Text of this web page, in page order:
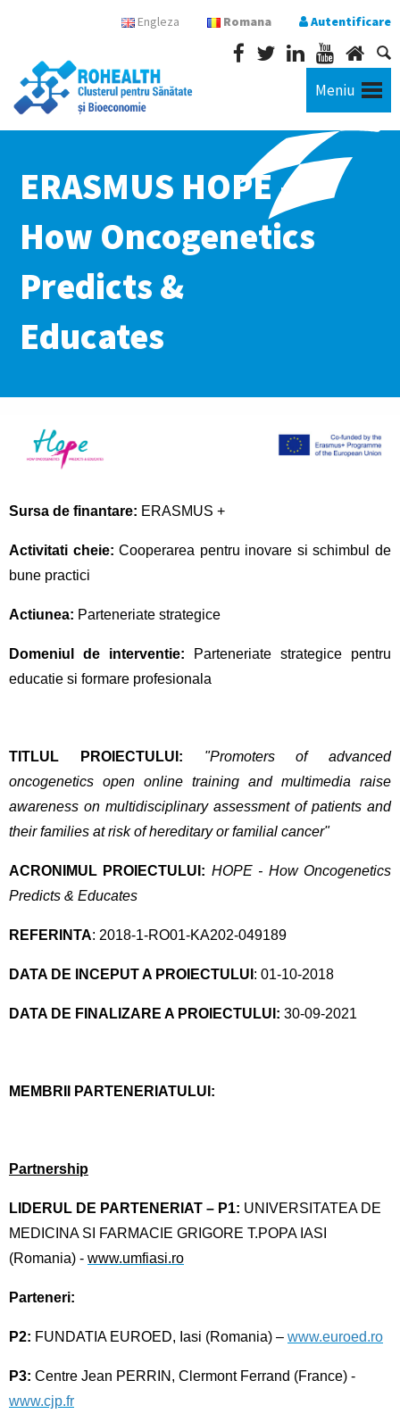
Engleza Romana Autentificare
Meniu
ERASMUS HOPE -
How Oncogenetics
Predicts &
Educates
Sursa de finantare: ERASMUS +
Activitati cheie:Cooperarea pentru inovare si schimbul de
bune practici
Actiunea: Parteneriate strategice
Domeniul de interventie:
Parteneriate strategice pentru
educatie si formare profesionala
TITLUL PROIECTULUI:
"Promoters of advanced
oncogenetics open online training and multimedia raise
awareness on multidisciplinary assessment of patients and
their families at risk of hereditary or familial cancer"
ACRONIMUL PROIECTULUI: HOPE - How Oncogenetics
Predicts & Educates
REFERINTA: 2018-1-RO01-KA202-049189
DATA DE INCEPUT A PROIECTULUI : 01-10-2018
DATA DE FINALIZARE A PROIECTULUI: 30-09-2021
MEMBRII PARTENERIATULUI:
Partnership
LIDERUL DE PARTENERIAT – P1: UNIVERSITATEA DE
MEDICINA SI FARMACIE GRIGORE T.POPA IASI
(Romania) - www.umfiasi.ro
Parteneri:
P2: FUNDATIA EUROED, Iasi (Romania) – www.euroed.ro
P3: Centre Jean PERRIN, Clermont Ferrand (France) -
www.cjp.fr